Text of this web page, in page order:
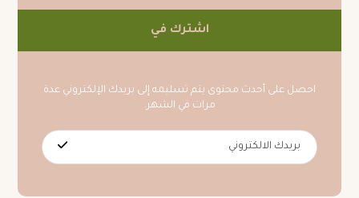
اشترك في
احصل على أحدث محتوى يتم تسليمه إلى بريدك الإلكتروني عدة
مرات في الشهر.